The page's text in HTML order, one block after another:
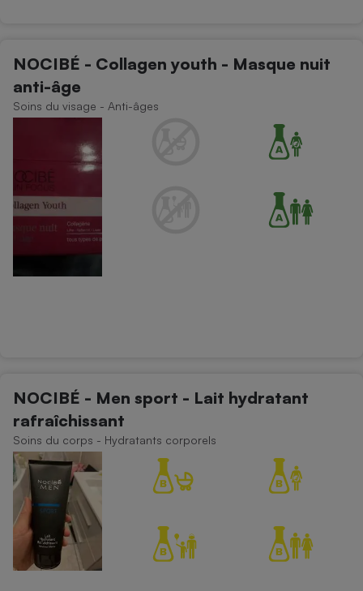
NOCIBÉ - Collagen youth - Masque nuit
anti-âge
Soins du visage - Anti-âges
NOCIBÉ - Men sport - Lait hydratant
rafraîchissant
Soins du corps - Hydratants corporels